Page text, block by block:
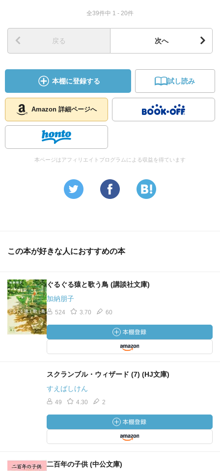
全39件中 1 - 20件
戻る 次へ
本棚に登録する 試し読み
Amazon 詳細ページへ
本ページはアフィリエイトプログラムによる収益を得ています
この本が好きな人におすすめの本
ぐるぐる猿と歌う鳥 (講談社文庫)
加納朋子
524 3.70 60
スクランブル・ウィザード (7) (HJ文庫)
すえばしけん
49 4.30 2
二百年の子供 (中公文庫)